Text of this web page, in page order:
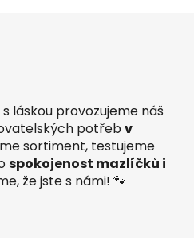
láskou provozujeme náš
potřebv
sortiment, testujeme
spokojenost mazlíčků i
že jste s námi! 🐾